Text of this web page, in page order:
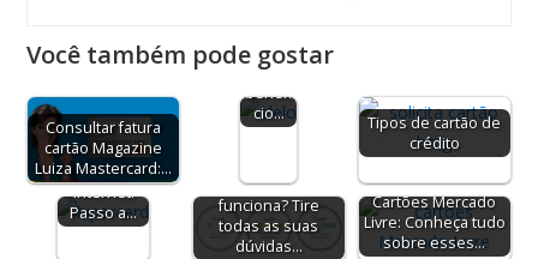
Você também pode gostar
Consultar fatura
cartão Magazine
Luiza Mastercard:…
cartõe
s
benefí
cio…
Tipos de cartão de
crédito
Fazer o
cartão
Hipercard
pela
internet:
Passo a…
Score como
funciona? Tire
todas as suas
dúvidas…
Cartões Mercado
Livre: Conheça tudo
sobre esses…